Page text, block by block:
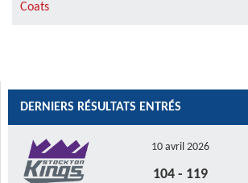
Coats
DERNIERS RÉSULTATS ENTRÉS
10 avril 2026
104 - 119